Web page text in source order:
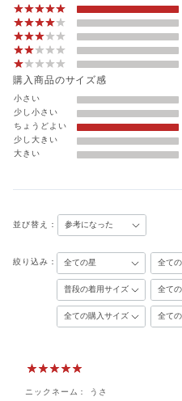
購入商品のサイズ感
小さい
少し小さい
ちょうどよい
少し大きい
大きい
並び替え：
絞り込み：
ニックネーム： うさ